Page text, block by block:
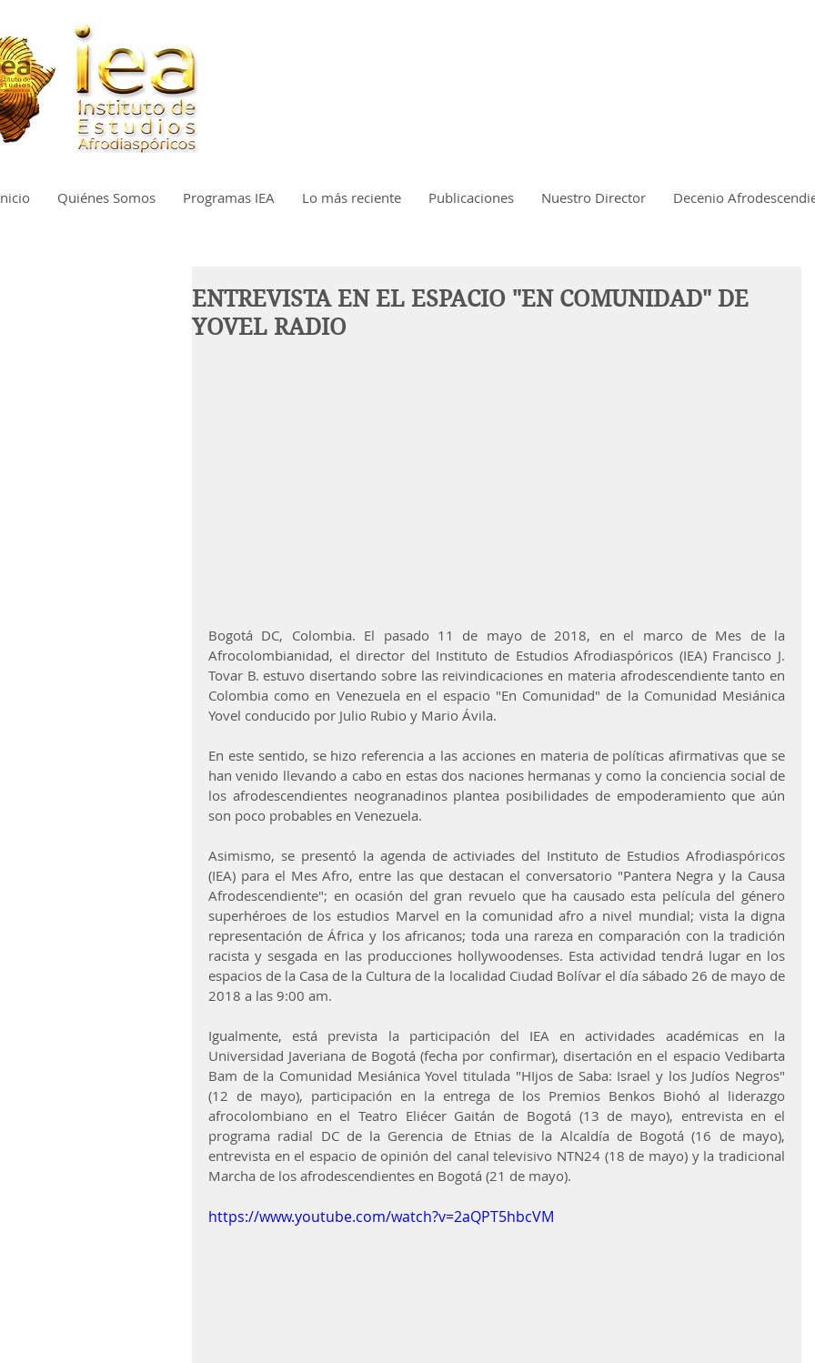
Quiénes Somos Programas IEA Lo más reciente Publicaciones Nuestro Director Decenio
ENTREVISTA EN EL ESPACIO "EN COMUNIDAD" DE
YOVEL RADIO
Bogotá DC, Colombia. El pasado 11 de mayo de 2018, en el marco de Mes de la
Afrocolombianidad, el director del Instituto de Estudios Afrodiaspóricos (IEA) Francisco J.
Tovar B. estuvo disertando sobre las reivindicaciones en materia afrodescendiente tanto en
Colombia como en Venezuela en el espacio "En Comunidad" de la Comunidad Mesiánica
Yovel conducido por Julio Rubio y Mario Ávila.
En este sentido, se hizo referencia a las acciones en materia de políticas afirmativas que se
han venido llevando a cabo en estas dos naciones hermanas y como la conciencia social de
los afrodescendientes neogranadinos plantea posibilidades de empoderamiento que aún
son poco probables en Venezuela.
Asimismo, se presentó la agenda de activiades del Instituto de Estudios Afrodiaspóricos
(IEA) para el Mes Afro, entre las que destacan el conversatorio "Pantera Negra y la Causa
Afrodescendiente"; en ocasión del gran revuelo que ha causado esta película del género
superhéroes de los estudios Marvel en la comunidad afro a nivel mundial; vista la digna
representación de África y los africanos; toda una rareza en comparación con la tradición
racista y sesgada en las producciones hollywoodenses. Esta actividad tendrá lugar en los
espacios de la Casa de la Cultura de la localidad Ciudad Bolívar el día sábado 26 de mayo de
2018 a las 9:00 am.
Igualmente, está prevista la participación del IEA en actividades académicas en la
Universidad Javeriana de Bogotá (fecha por confirmar), disertación en el espacio Vedibarta
Bam de la Comunidad Mesiánica Yovel titulada "HIjos de Saba: Israel y los Judíos Negros"
(12 de mayo), participación en la entrega de los Premios Benkos Biohó al liderazgo
afrocolombiano en el Teatro Eliécer Gaitán de Bogotá (13 de mayo), entrevista en el
programa radial DC de la Gerencia de Etnias de la Alcaldía de Bogotá (16 de mayo),
entrevista en el espacio de opinión del canal televisivo NTN24 (18 de mayo) y la tradicional
Marcha de los afrodescendientes en Bogotá (21 de mayo).
https://www.youtube.com/watch?v=2aQPT5hbcVM